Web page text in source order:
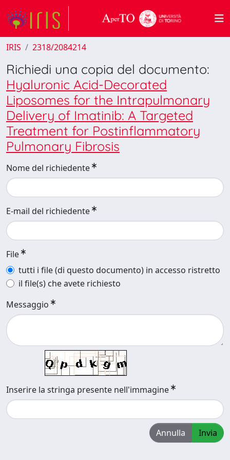
IRIS 2318/2084214
Richiedi una copia del documento:
Hyaluronic Acid-Decorated
Liposomes for the Intrapulmonary
Delivery of Imatinib: A Targeted
Treatment for Postinflammatory
Pulmonary Fibrosis
Nome del richiedente
E-mail del richiedente
File
tutti i file (di questo documento) in accesso ristretto
il file(s) che avete richiesto
Messaggio
Inserire la stringa presente nell'immagine
Annulla Invia